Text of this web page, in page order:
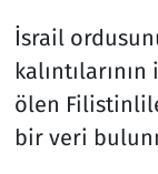
İsrail
ölen
bir veri